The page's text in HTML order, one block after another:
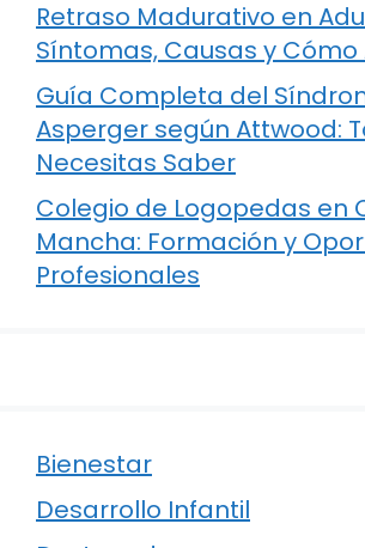
Retraso Madurativo en
Síntomas, Causas y
Guía Completa del
Asperger según Attwood:
Necesitas Saber
Colegio de Logopedas en
Mancha: Formación y
Profesionales
Bienestar
Desarrollo Infantil